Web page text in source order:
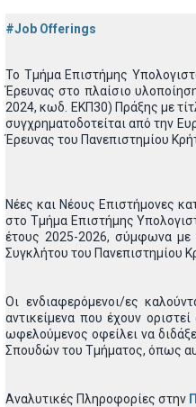
#Job Offerings
Το Τμήμα Επιστήμης
Έρευνας στο πλαίσιο
2024, κωδ. ΕΚΠ30) Πράξης με
συγχρηματοδοτείται από την
Έρευνας του Πανεπιστημίου
Νέες και Νέους Επιστήμονες
στο Τμήμα Επιστήμης
έτους 2025-2026, σύμφωνα με
Συγκλήτου του Πανεπιστημίου
Οι ενδιαφερόμενοι/ες
αντικείμενα που έχουν
ωφελούμενος οφείλει να
Σπουδών του Τμήματος, όπως
Αναλυτικές Πληροφορίες στην